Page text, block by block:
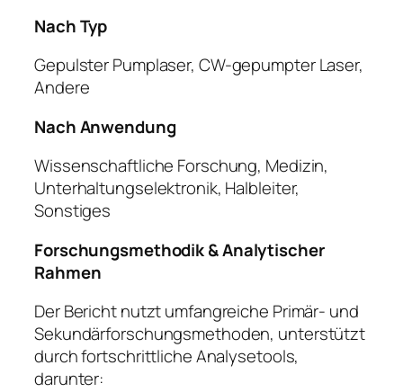
Nach Typ
Gepulster Pumplaser, CW-gepumpter Laser,
Andere
Nach Anwendung
Wissenschaftliche Forschung, Medizin,
Unterhaltungselektronik, Halbleiter,
Sonstiges
Forschungsmethodik & Analytischer
Rahmen
Der Bericht nutzt umfangreiche Primär- und
Sekundärforschungsmethoden, unterstützt
durch fortschrittliche Analysetools,
darunter: